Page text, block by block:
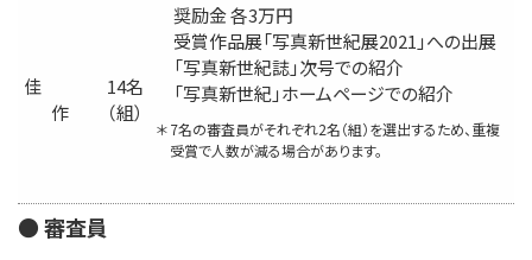
佳
作
14名
（組）
奨励金 各3万円
受賞作品展「写真新世紀展2021」への出展
「写真新世紀誌」次号での紹介
「写真新世紀」ホームページでの紹介
＊7名の審査員がそれぞれ2名（組）を選出するため、重複
受賞で人数が減る場合があります。
● 審査員